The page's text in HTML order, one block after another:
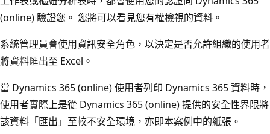
(online) 驗證您。 您將可以看見您有權檢視的資料。
系統管理員會使用資訊安全角色，以決定是否允許組織的使用者
將資料匯出至 Excel。
當 Dynamics 365 (online) 使用者列印 Dynamics 365 資料時，
使用者實際上是從 Dynamics 365 (online) 提供的安全性界限將
該資料「匯出」至較不安全環境，亦即本案例中的紙張。